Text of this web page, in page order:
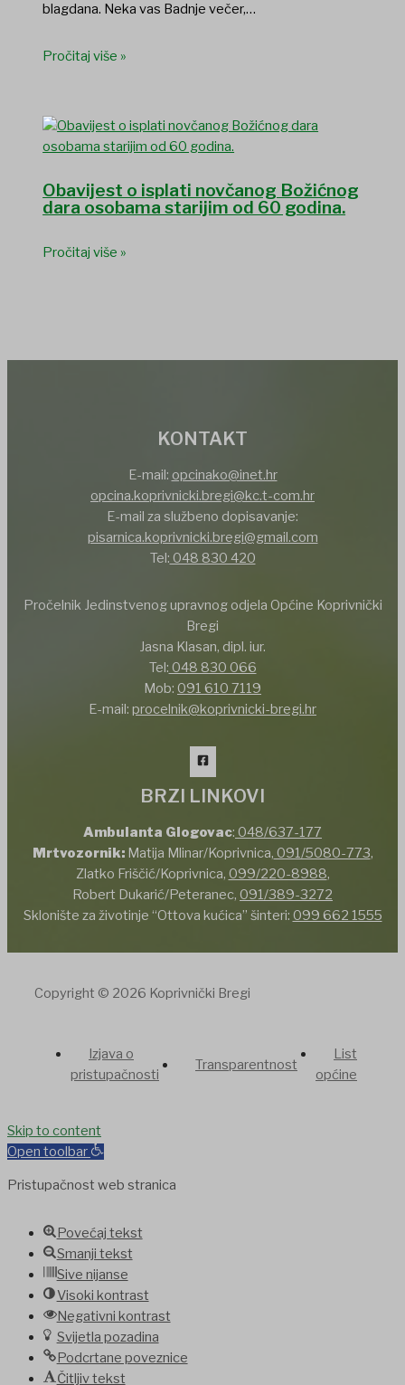
blagdana. Neka vas Badnje večer,…
Pročitaj više »
Obavijest o isplati novčanog Božićnog
dara osobama starijim od 60 godina.
Pročitaj više »
KONTAKT
E-mail: opcinako@inet.hr
opcina.koprivnicki.bregi@kc.t-com.hr
E-mail za službeno dopisavanje:
pisarnica.koprivnicki.bregi@gmail.com
Tel: 048 830 420
Pročelnik Jedinstvenog upravnog odjela Općine Koprivnički
Bregi
Jasna Klasan, dipl. iur.
Tel: 048 830 066
Mob: 091 610 7119
E-mail: procelnik@koprivnicki-bregi.hr
BRZI LINKOVI
Ambulanta Glogovac: 048/637-177
Mrtvozornik:Matija Mlinar/Koprivnica, 091/5080-773,
Zlatko Friščić/Koprivnica, 099/220-8988,
Robert Dukarić/Peteranec, 091/389-3272
Sklonište za životinje “Ottova kućica” šinteri: 099 662 1555
Copyright © 2026 Koprivnički Bregi
Izjava o
pristupačnosti
Transparentnost
List
općine
jojobet
Skip to content
Open toolbar
Pristupačnost web stranica
Povećaj tekst
Smanji tekst
Sive nijanse
Visoki kontrast
Negativni kontrast
Svijetla pozadina
Podcrtane poveznice
Čitljiv tekst